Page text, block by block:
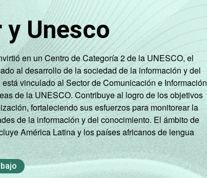
Unesco
en un Centro de Categoría 2 de la UNESCO, el
al desarrollo de la sociedad de la información y del
vinculado al Sector de Comunicación e Información
de la UNESCO. Contribuye al logro de los objetivos
fortaleciendo sus esfuerzos para monitorear la
de la información y del conocimiento. El ámbito de
América Latina y los países africanos de lengua